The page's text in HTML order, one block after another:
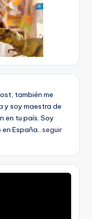
también me
y soy maestra de
en tu país. Soy
España...seguir